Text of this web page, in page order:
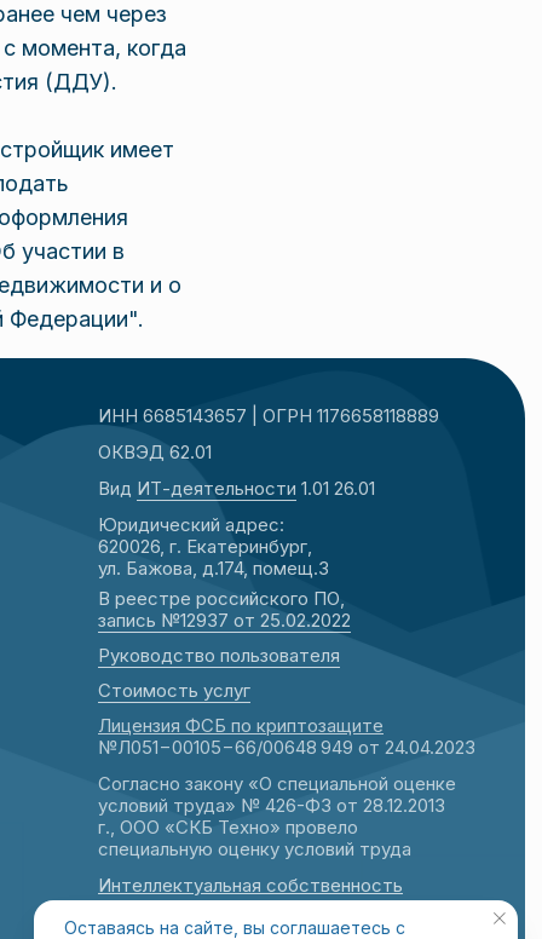
Оставаясь на сайте, вы соглашаетесь с
чем через
момента, когда
(ДДУ).
имеет
участии в
и о
Федерации".
ИНН 6685143657 | ОГРН 1176658118889
ОКВЭД 62.01
Юридический адрес:
620026, г. Екатеринбург,
ул. Бажова, д.174, помещ.3
Вид ИТ-деятельности 1.01 26.01
В реестре российского ПО,
запись №12937 от 25.02.2022
Лицензия ФСБ по криптозащите
№Л051−00105−66/00648 949 от 24.04.2023
Стоимость услуг
Интеллектуальная собственность
СКБ Техно Оферта для физ. лиц
Согласно закону «О специальной оценке
условий труда» № 426-ФЗ от 28.12.2013
г., ООО «СКБ Техно» провело
специальную оценку условий труда
Руководство пользователя